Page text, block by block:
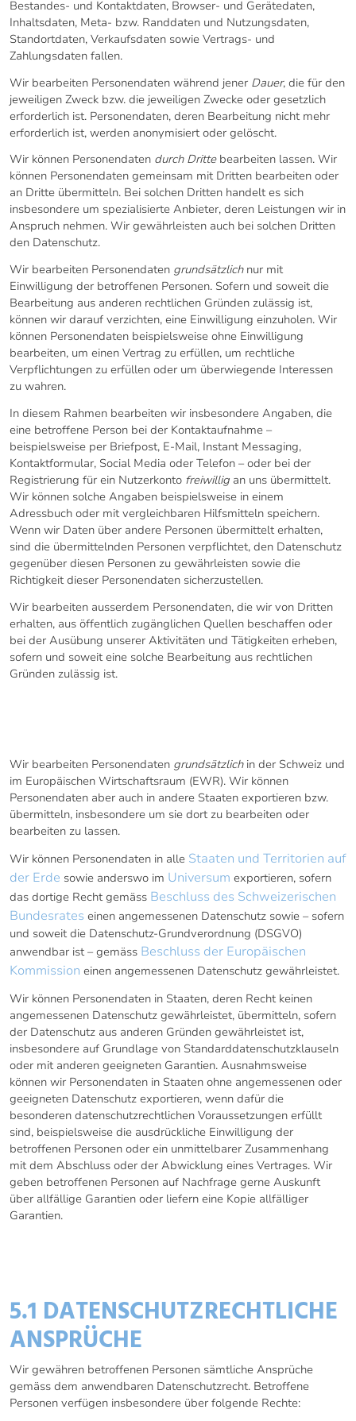
Bestandes- und Kontaktdaten, Browser- und Gerätedaten,
Inhaltsdaten, Meta- bzw. Randdaten und Nutzungsdaten,
Standortdaten, Verkaufsdaten sowie Vertrags- und
Zahlungsdaten fallen.
Wir bearbeiten Personendaten während jener Dauer, die für den
jeweiligen Zweck bzw. die jeweiligen Zwecke oder gesetzlich
erforderlich ist. Personendaten, deren Bearbeitung nicht mehr
erforderlich ist, werden anonymisiert oder gelöscht.
Wir können Personendaten durch Drittebearbeiten lassen. Wir
können Personendaten gemeinsam mit Dritten bearbeiten oder
an Dritte übermitteln. Bei solchen Dritten handelt es sich
insbesondere um spezialisierte Anbieter, deren Leistungen wir in
Anspruch nehmen. Wir gewährleisten auch bei solchen Dritten
den Datenschutz.
Wir bearbeiten Personendaten grundsätzlichnur mit
Einwilligung der betroffenen Personen. Sofern und soweit die
Bearbeitung aus anderen rechtlichen Gründen zulässig ist,
können wir darauf verzichten, eine Einwilligung einzuholen. Wir
können Personendaten beispielsweise ohne Einwilligung
bearbeiten, um einen Vertrag zu erfüllen, um rechtliche
Verpflichtungen zu erfüllen oder um überwiegende Interessen
zu wahren.
In diesem Rahmen bearbeiten wir insbesondere Angaben, die
eine betroffene Person bei der Kontaktaufnahme –
beispielsweise per Briefpost, E-Mail, Instant Messaging,
Kontaktformular, Social Media oder Telefon – oder bei der
Registrierung für ein Nutzerkonto freiwillig an uns übermittelt.
Wir können solche Angaben beispielsweise in einem
Adressbuch oder mit vergleichbaren Hilfsmitteln speichern.
Wenn wir Daten über andere Personen übermittelt erhalten,
sind die übermittelnden Personen verpflichtet, den Datenschutz
gegenüber diesen Personen zu gewährleisten sowie die
Richtigkeit dieser Personendaten sicherzustellen.
Wir bearbeiten ausserdem Personendaten, die wir von Dritten
erhalten, aus öffentlich zugänglichen Quellen beschaffen oder
bei der Ausübung unserer Aktivitäten und Tätigkeiten erheben,
sofern und soweit eine solche Bearbeitung aus rechtlichen
Gründen zulässig ist.
Wir bearbeiten Personendaten grundsätzlichin der Schweiz und
im Europäischen Wirtschafts­raum (EWR). Wir können
Personendaten aber auch in andere Staaten exportieren bzw.
übermitteln, insbesondere um sie dort zu bearbeiten oder
bearbeiten zu lassen.
Wir können Personendaten in alle Staaten und Territorien auf
der Erde sowie anderswo im Universum exportieren, sofern
das dortige Recht gemäss Beschluss des Schweizerischen
Bundesrates einen angemessenen Datenschutz sowie – sofern
und soweit die Datenschutz-Grundverordnung (DSGVO)
anwendbar ist – gemäss Beschluss der Europäischen
Kommission einen angemessenen Datenschutz gewährleistet.
Wir können Personendaten in Staaten, deren Recht keinen
angemessenen Datenschutz gewährleistet, übermitteln, sofern
der Datenschutz aus anderen Gründen gewährleistet ist,
insbesondere auf Grundlage von Standard­datenschutzklauseln
oder mit anderen geeigneten Garantien. Ausnahmsweise
können wir Personendaten in Staaten ohne angemessenen oder
geeigneten Datenschutz exportieren, wenn dafür die
besonderen datenschutzrechtlichen Voraussetzungen erfüllt
sind, beispielsweise die ausdrückliche Einwilligung der
betroffenen Personen oder ein unmittelbarer Zusammenhang
mit dem Abschluss oder der Abwicklung eines Vertrages. Wir
geben betroffenen Personen auf Nachfrage gerne Auskunft
über allfällige Garantien oder liefern eine Kopie allfälliger
Garantien.
5.1 DATENSCHUTZRECHTLICHE
ANSPRÜCHE
Wir gewähren betroffenen Personen sämtliche Ansprüche
gemäss dem anwendbaren Datenschutzrecht. Betroffene
Personen verfügen insbesondere über folgende Rechte: